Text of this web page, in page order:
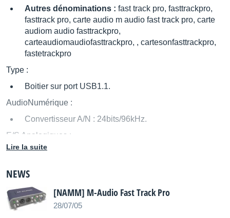
Autres dénominations : fast track pro, fasttrackpro,
fasttrack pro, carte audio m audio fast track pro, carte
audiom audio fasttrackpro,
carteaudiomaudiofasttrackpro, , cartesonfasttrackpro,
fastetrackpro
Type :
Boitier sur port USB1.1.
AudioNumérique :
Convertisseur A/N : 24bits/96kHz.
E/S Analogiques :
2 entrée(s) XLR commutable(s) +4dBu/-10dBv.
2 sortie(s) Jack 6,35.
4 sortie(s) RCA.
Sortie Casque.
Lire la suite
NEWS
[NAMM] M-Audio Fast Track Pro
28/07/05